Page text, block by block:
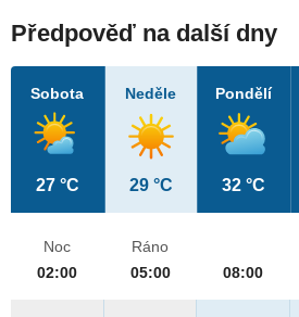
Předpověď na další dny
Sobota
27 °C
Neděle
29 °C
Pondělí
32 °C
Noc
02:00
Ráno
05:00
08:00